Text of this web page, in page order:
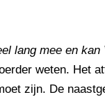
lang mee en
weten. Het
zijn. De